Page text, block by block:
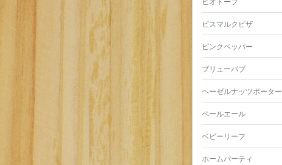
ビオトープ
ビスマルクピザ
ピンクペッパー
ブリューパブ
ヘーゼルナッツポーター
ペールエール
ベビーリーフ
ホームパーティ